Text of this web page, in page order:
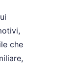
che